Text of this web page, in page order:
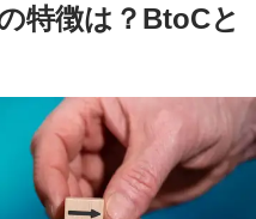
特徴は？BtoCと